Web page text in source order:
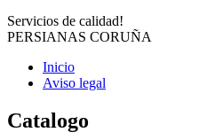
Servicios de calidad!
PERSIANAS CORUÑA
Inicio
Aviso legal
Catalogo